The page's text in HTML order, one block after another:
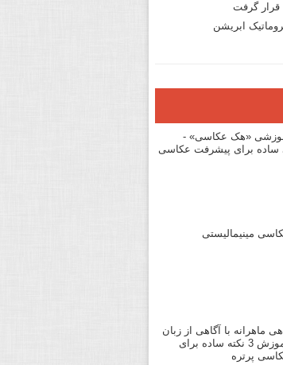
گرفت
ابریشن
«هک عکاسی» -
ساده برای پیشرفت عکاسی
مینیمالیستی
ماهرانه با آگاهی از زبان
بدن - آموزش 3 نکته ساده برای
پرتره